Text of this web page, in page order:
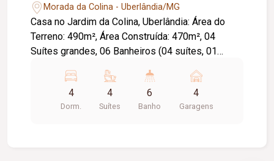
Morada da Colina - Uberlândia/MG
Casa no Jardim da Colina, Uberlândia: Área do
Terreno: 490m², Área Construída: 470m², 04
Suítes grandes, 06 Banheiros (04 suítes, 01
em 02 quartos e no closet, 02 sacadas amplas,
Sala íntima no andar superior, Piscina aquecida
com hidromassagem, parte coberta, Aquecimento
4
Dorm.
4
Suítes
6
Banho
4
Garagens